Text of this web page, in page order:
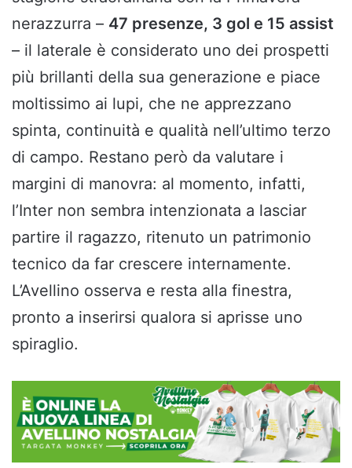
nerazzurra – 47 presenze, 3 gol e 15 assist
– il laterale è considerato uno dei prospetti
più brillanti della sua generazione e piace
moltissimo ai lupi, che ne apprezzano
spinta, continuità e qualità nell’ultimo terzo
di campo. Restano però da valutare i
margini di manovra: al momento, infatti,
l’Inter non sembra intenzionata a lasciar
partire il ragazzo, ritenuto un patrimonio
tecnico da far crescere internamente.
L’Avellino osserva e resta alla finestra,
pronto a inserirsi qualora si aprisse uno
spiraglio.